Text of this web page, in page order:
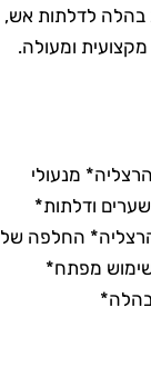
בהלה לדלתות אש,
ומעולה.
מנעולי
ודלתות*
החלפה של
מפתח*
בהלה*